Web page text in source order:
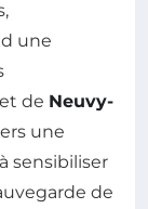
une
et de Neuvy-
une
sensibiliser
de